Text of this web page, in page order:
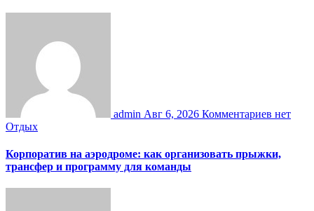
admin Авг 6, 2026 Комментариев нет
Отдых
Корпоратив на аэродроме: как организовать прыжки,
трансфер и программу для команды